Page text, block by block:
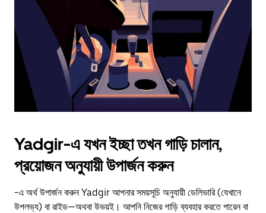
the
calendar.
Yadgir-এ যখন ইচ্ছা তখন গাড়ি চালান,
প্রয়োজন অনুযায়ী উপার্জন করুন
-এ অর্থ উপার্জন করুন Yadgir আপনার সময়সূচি অনুযায়ী ডেলিভারি (যেখানে
উপলভ্য) বা রাইড—অথবা উভয়ই। আপনি নিজের গাড়ি ব্যবহার করতে পারেন বা